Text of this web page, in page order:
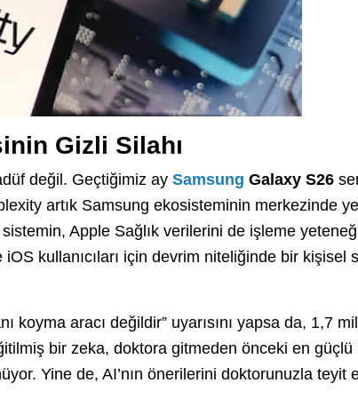
Gizli Silahı
değil. Geçtiğimiz ay Samsung Galaxy S26
artık Samsung ekosisteminin merkezinde
Apple Sağlık verilerini de işleme
kullanıcıları için devrim niteliğinde bir kişisel
koyma aracı değildir” uyarısını yapsa da, 1,7
bir zeka, doktora gitmeden önceki en güçlü
Yine de, AI’nın önerilerini doktorunuzla teyit